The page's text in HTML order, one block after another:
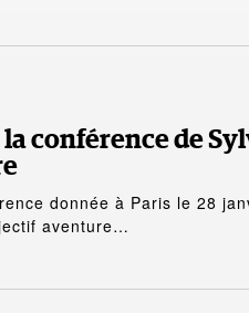
conférence de
donnée à Paris le 28
aventure…